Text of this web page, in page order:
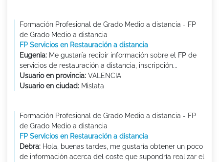
Formación Profesional de Grado Medio a distancia - FP
de Grado Medio a distancia
FP Servicios en Restauración a distancia
Eugenia: Me gustaría recibir información sobre el FP de
servicios de restauración a distancia, inscripción...
Usuario en provincia: VALENCIA
Usuario en ciudad: Mislata
Formación Profesional de Grado Medio a distancia - FP
de Grado Medio a distancia
FP Servicios en Restauración a distancia
Debra: Hola, buenas tardes, me gustaría obtener un poco
de información acerca del coste que supondría realizar el